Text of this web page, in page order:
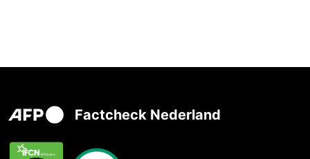
Factcheck Nederland